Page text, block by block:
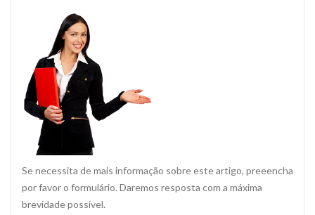
Se necessita de mais informação sobre este artigo, preeencha
por favor o formulário. Daremos resposta com a máxima
brevidade possivel.